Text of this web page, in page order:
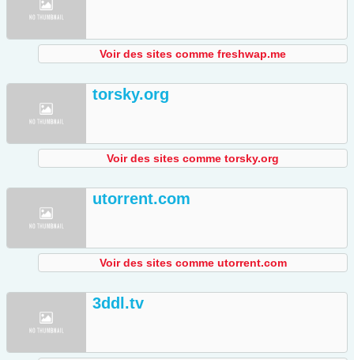
Voir des sites comme freshwap.me
torsky.org
Voir des sites comme torsky.org
utorrent.com
Voir des sites comme utorrent.com
3ddl.tv